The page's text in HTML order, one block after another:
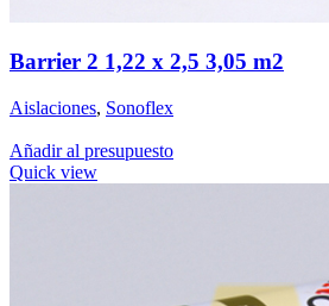
Barrier 2 1,22 x 2,5 3,05 m2
Aislaciones, Sonoflex
Añadir al presupuesto
Quick view